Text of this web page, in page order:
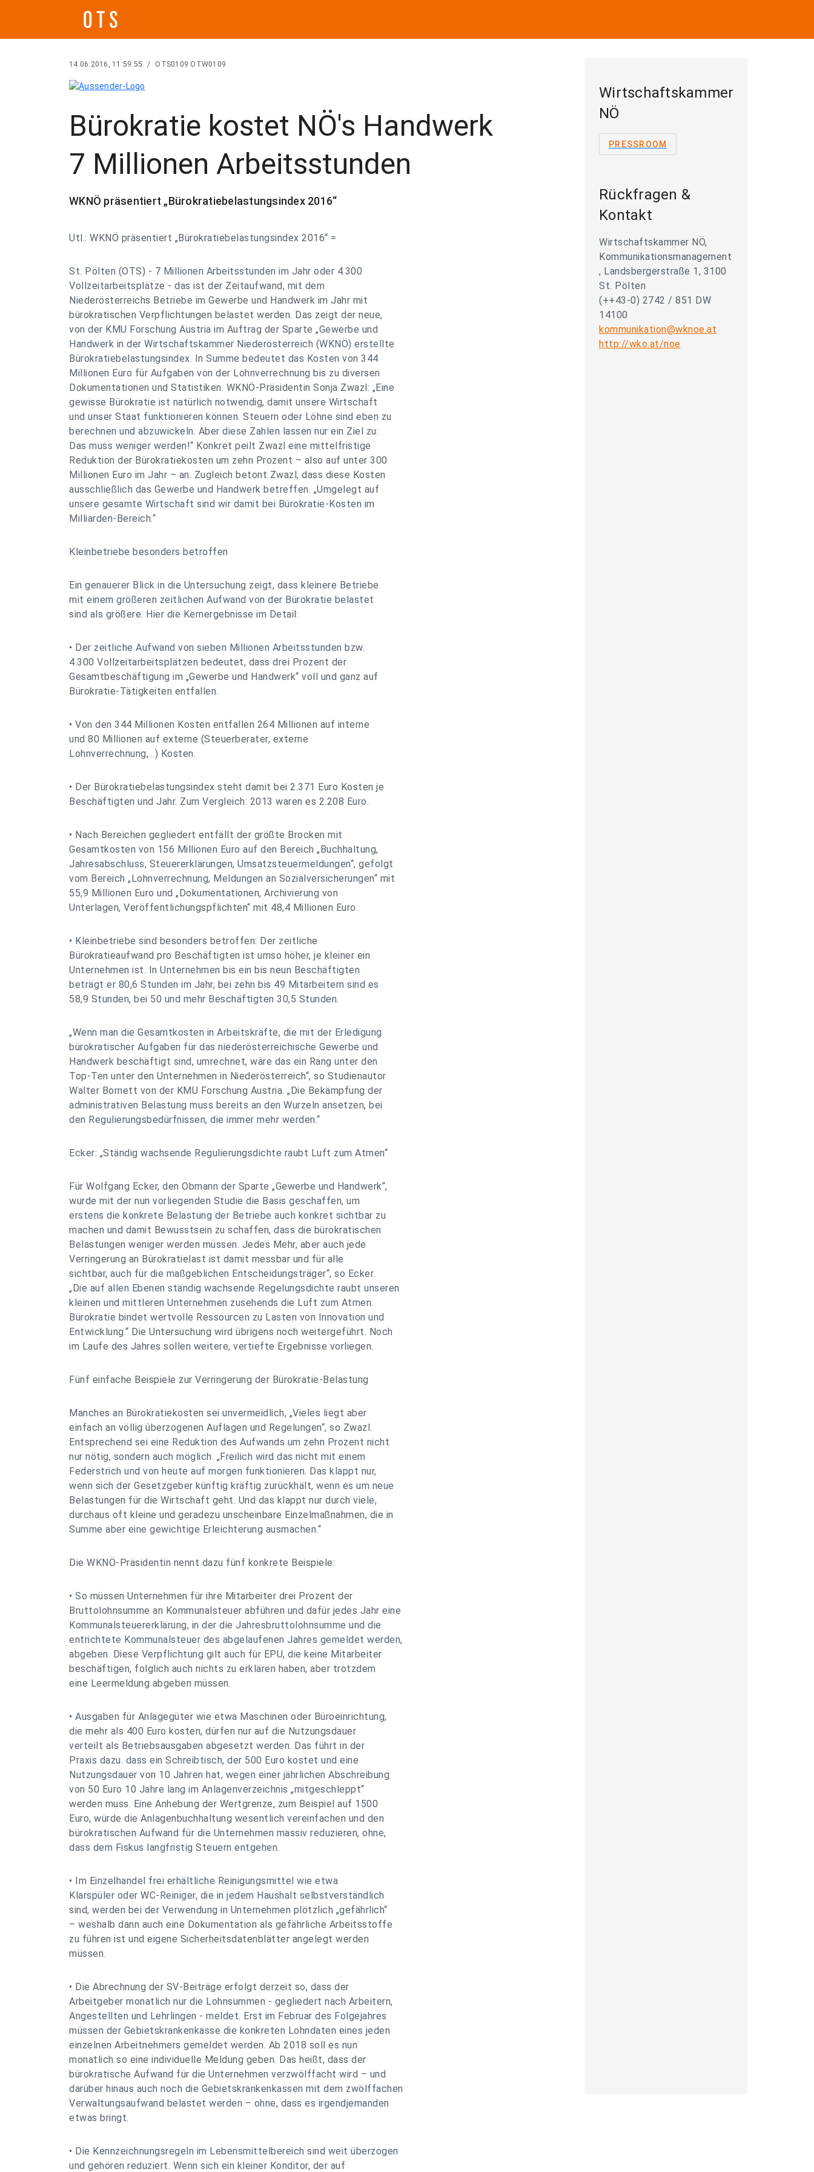
14.06.2016, 11:59:55 / OTS0109 OTW0109
Bürokratie kostet NÖ's Handwerk
7 Millionen Arbeitsstunden
WKNÖ präsentiert „Bürokratiebelastungsindex 2016“
Utl.: WKNÖ präsentiert „Bürokratiebelastungsindex 2016“ =
St. Pölten (OTS) - 7 Millionen Arbeitsstunden im Jahr oder 4.300
Vollzeitarbeitsplätze - das ist der Zeitaufwand, mit dem
Niederösterreichs Betriebe im Gewerbe und Handwerk im Jahr mit
bürokratischen Verpflichtungen belastet werden. Das zeigt der neue,
von der KMU Forschung Austria im Auftrag der Sparte „Gewerbe und
Handwerk in der Wirtschaftskammer Niederösterreich (WKNÖ) erstellte
Bürokratiebelastungsindex. In Summe bedeutet das Kosten von 344
Millionen Euro für Aufgaben von der Lohnverrechnung bis zu diversen
Dokumentationen und Statistiken. WKNÖ-Präsidentin Sonja Zwazl: „Eine
gewisse Bürokratie ist natürlich notwendig, damit unsere Wirtschaft
und unser Staat funktionieren können. Steuern oder Löhne sind eben zu
berechnen und abzuwickeln. Aber diese Zahlen lassen nur ein Ziel zu:
Das muss weniger werden!“ Konkret peilt Zwazl eine mittelfristige
Reduktion der Bürokratiekosten um zehn Prozent – also auf unter 300
Millionen Euro im Jahr – an. Zugleich betont Zwazl, dass diese Kosten
ausschließlich das Gewerbe und Handwerk betreffen. „Umgelegt auf
unsere gesamte Wirtschaft sind wir damit bei Bürokratie-Kosten im
Milliarden-Bereich.“
Kleinbetriebe besonders betroffen
Ein genauerer Blick in die Untersuchung zeigt, dass kleinere Betriebe
mit einem größeren zeitlichen Aufwand von der Bürokratie belastet
sind als größere. Hier die Kernergebnisse im Detail:
• Der zeitliche Aufwand von sieben Millionen Arbeitsstunden bzw.
4.300 Vollzeitarbeitsplätzen bedeutet, dass drei Prozent der
Gesamtbeschäftigung im „Gewerbe und Handwerk“ voll und ganz auf
Bürokratie-Tätigkeiten entfallen.
• Von den 344 Millionen Kosten entfallen 264 Millionen auf interne
und 80 Millionen auf externe (Steuerberater, externe
Lohnverrechnung,…) Kosten.
• Der Bürokratiebelastungsindex steht damit bei 2.371 Euro Kosten je
Beschäftigten und Jahr. Zum Vergleich: 2013 waren es 2.208 Euro.
• Nach Bereichen gegliedert entfällt der größte Brocken mit
Gesamtkosten von 156 Millionen Euro auf den Bereich „Buchhaltung,
Jahresabschluss, Steuererklärungen, Umsatzsteuermeldungen“, gefolgt
vom Bereich „Lohnverrechnung, Meldungen an Sozialversicherungen“ mit
55,9 Millionen Euro und „Dokumentationen, Archivierung von
Unterlagen, Veröffentlichungspflichten“ mit 48,4 Millionen Euro.
• Kleinbetriebe sind besonders betroffen: Der zeitliche
Bürokratieaufwand pro Beschäftigten ist umso höher, je kleiner ein
Unternehmen ist. In Unternehmen bis ein bis neun Beschäftigten
beträgt er 80,6 Stunden im Jahr, bei zehn bis 49 Mitarbeitern sind es
58,9 Stunden, bei 50 und mehr Beschäftigten 30,5 Stunden.
„Wenn man die Gesamtkosten in Arbeitskräfte, die mit der Erledigung
bürokratischer Aufgaben für das niederösterreichische Gewerbe und
Handwerk beschäftigt sind, umrechnet, wäre das ein Rang unter den
Top-Ten unter den Unternehmen in Niederösterreich“, so Studienautor
Walter Bornett von der KMU Forschung Austria. „Die Bekämpfung der
administrativen Belastung muss bereits an den Wurzeln ansetzen, bei
den Regulierungsbedürfnissen, die immer mehr werden.“
Ecker: „Ständig wachsende Regulierungsdichte raubt Luft zum Atmen“
Für Wolfgang Ecker, den Obmann der Sparte „Gewerbe und Handwerk“,
wurde mit der nun vorliegenden Studie die Basis geschaffen, um
erstens die konkrete Belastung der Betriebe auch konkret sichtbar zu
machen und damit Bewusstsein zu schaffen, dass die bürokratischen
Belastungen weniger werden müssen. Jedes Mehr, aber auch jede
Verringerung an Bürokratielast ist damit messbar und für alle
sichtbar, auch für die maßgeblichen Entscheidungsträger“, so Ecker.
„Die auf allen Ebenen ständig wachsende Regelungsdichte raubt unseren
kleinen und mittleren Unternehmen zusehends die Luft zum Atmen.
Bürokratie bindet wertvolle Ressourcen zu Lasten von Innovation und
Entwicklung.“ Die Untersuchung wird übrigens noch weitergeführt. Noch
im Laufe des Jahres sollen weitere, vertiefte Ergebnisse vorliegen.
Fünf einfache Beispiele zur Verringerung der Bürokratie-Belastung
Manches an Bürokratiekosten sei unvermeidlich, „Vieles liegt aber
einfach an völlig überzogenen Auflagen und Regelungen“, so Zwazl.
Entsprechend sei eine Reduktion des Aufwands um zehn Prozent nicht
nur nötig, sondern auch möglich. „Freilich wird das nicht mit einem
Federstrich und von heute auf morgen funktionieren. Das klappt nur,
wenn sich der Gesetzgeber künftig kräftig zurückhält, wenn es um neue
Belastungen für die Wirtschaft geht. Und das klappt nur durch viele,
durchaus oft kleine und geradezu unscheinbare Einzelmaßnahmen, die in
Summe aber eine gewichtige Erleichterung ausmachen.“
Die WKNÖ-Präsidentin nennt dazu fünf konkrete Beispiele:
• So müssen Unternehmen für ihre Mitarbeiter drei Prozent der
Bruttolohnsumme an Kommunalsteuer abführen und dafür jedes Jahr eine
Kommunalsteuererklärung, in der die Jahresbruttolohnsumme und die
entrichtete Kommunalsteuer des abgelaufenen Jahres gemeldet werden,
abgeben. Diese Verpflichtung gilt auch für EPU, die keine Mitarbeiter
beschäftigen, folglich auch nichts zu erklären haben, aber trotzdem
eine Leermeldung abgeben müssen.
• Ausgaben für Anlagegüter wie etwa Maschinen oder Büroeinrichtung,
die mehr als 400 Euro kosten, dürfen nur auf die Nutzungsdauer
verteilt als Betriebsausgaben abgesetzt werden. Das führt in der
Praxis dazu. dass ein Schreibtisch, der 500 Euro kostet und eine
Nutzungsdauer von 10 Jahren hat, wegen einer jährlichen Abschreibung
von 50 Euro 10 Jahre lang im Anlagenverzeichnis „mitgeschleppt“
werden muss. Eine Anhebung der Wertgrenze, zum Beispiel auf 1500
Euro, würde die Anlagenbuchhaltung wesentlich vereinfachen und den
bürokratischen Aufwand für die Unternehmen massiv reduzieren, ohne,
dass dem Fiskus langfristig Steuern entgehen.
• Im Einzelhandel frei erhältliche Reinigungsmittel wie etwa
Klarspüler oder WC-Reiniger, die in jedem Haushalt selbstverständlich
sind, werden bei der Verwendung in Unternehmen plötzlich „gefährlich“
– weshalb dann auch eine Dokumentation als gefährliche Arbeitsstoffe
zu führen ist und eigene Sicherheitsdatenblätter angelegt werden
müssen.
• Die Abrechnung der SV-Beiträge erfolgt derzeit so, dass der
Arbeitgeber monatlich nur die Lohnsummen - gegliedert nach Arbeitern,
Angestellten und Lehrlingen - meldet. Erst im Februar des Folgejahres
müssen der Gebietskrankenkasse die konkreten Lohndaten eines jeden
einzelnen Arbeitnehmers gemeldet werden. Ab 2018 soll es nun
monatlich so eine individuelle Meldung geben. Das heißt, dass der
bürokratische Aufwand für die Unternehmen verzwölffacht wird – und
darüber hinaus auch noch die Gebietskrankenkassen mit dem zwölffachen
Verwaltungsaufwand belastet werden – ohne, dass es irgendjemanden
etwas bringt.
• Die Kennzeichnungsregeln im Lebensmittelbereich sind weit überzogen
und gehören reduziert. Wenn sich ein kleiner Konditor, der auf
Wirtschaftskammer
NÖ
PRESSROOM
Rückfragen &
Kontakt
Wirtschaftskammer NÖ,
Kommunikationsmanagement
, Landsbergerstraße 1, 3100
St. Pölten
(++43-0) 2742 / 851 DW
14100
kommunikation@wknoe.at
http://wko.at/noe